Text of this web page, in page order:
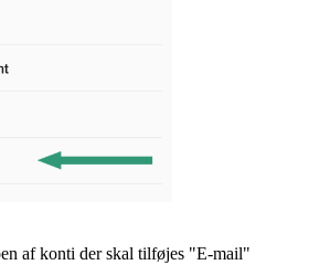
af konti der skal tilføjes "E-mail"